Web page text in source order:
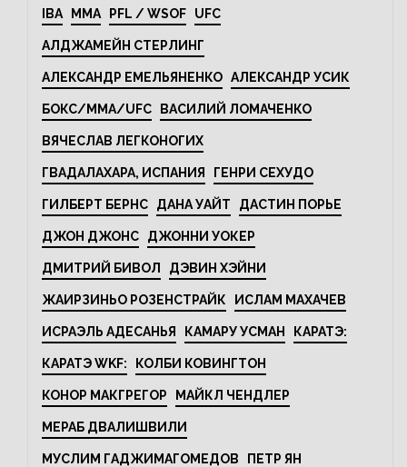
IBA MMA PFL / WSOF UFC
АЛДЖАМЕЙН СТЕРЛИНГ
АЛЕКСАНДР ЕМЕЛЬЯНЕНКО АЛЕКСАНДР УСИК
БОКС/MMA/UFC ВАСИЛИЙ ЛОМАЧЕНКО
ВЯЧЕСЛАВ ЛЕГКОНОГИХ
ГВАДАЛАХАРА, ИСПАНИЯ ГЕНРИ СЕХУДО
ГИЛБЕРТ БЕРНС ДАНА УАЙТ ДАСТИН ПОРЬЕ
ДЖОН ДЖОНС ДЖОННИ УОКЕР
ДМИТРИЙ БИВОЛ ДЭВИН ХЭЙНИ
ЖАИРЗИНЬО РОЗЕНСТРАЙК ИСЛАМ МАХАЧЕВ
ИСРАЭЛЬ АДЕСАНЬЯ КАМАРУ УСМАН КАРАТЭ:
КАРАТЭ WKF: КОЛБИ КОВИНГТОН
КОНОР МАКГРЕГОР МАЙКЛ ЧЕНДЛЕР
МЕРАБ ДВАЛИШВИЛИ
МУСЛИМ ГАДЖИМАГОМЕДОВ ПЕТР ЯН